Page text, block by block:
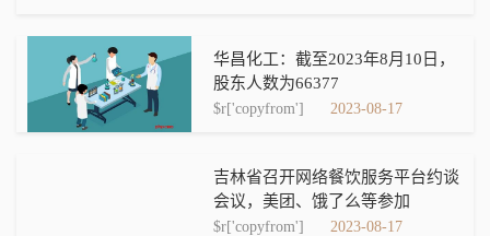
华昌化工：截至2023年8月10日，
股东人数为66377
$r['copyfrom'] 2023-08-17
吉林省召开网络餐饮服务平台约谈
会议，美团、饿了么等参加
$r['copyfrom'] 2023-08-17